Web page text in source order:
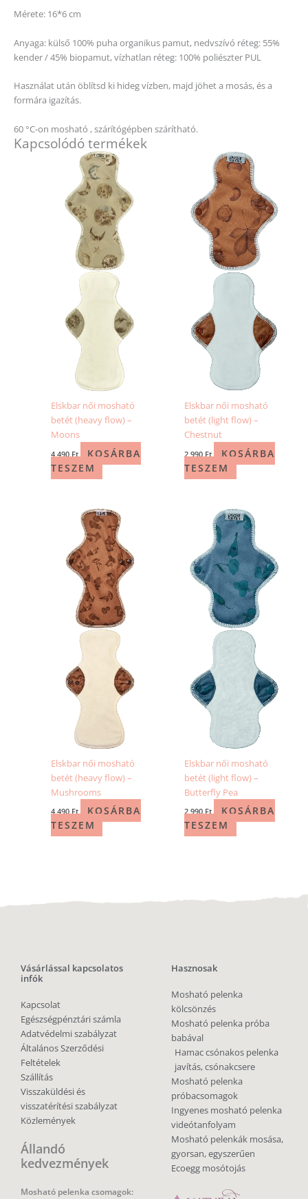
Mérete: 16*6 cm
Anyaga: külső 100% puha organikus pamut, nedvszívó réteg: 55%
kender / 45% biopamut, vízhatlan réteg: 100% poliészter PUL
Használat után öblítsd ki hideg vízben, majd jöhet a mosás, és a
formára igazítás.
60 °C-on mosható , szárítógépben szárítható.
Kapcsolódó termékek
Elskbar női mosható
betét (heavy flow) –
Moons
4 490 Ft
KOSÁRBA
TESZEM
Elskbar női mosható
betét (light flow) –
Chestnut
2 990 Ft
KOSÁRBA
TESZEM
Elskbar női mosható
betét (heavy flow) –
Mushrooms
4 490Ft
KOSÁRBA
TESZEM
Elskbar női mosható
betét (light flow) –
Butterfly Pea
2 990Ft
KOSÁRBA
TESZEM
Vásárlással kapcsolatos
infók
Kapcsolat
Egészségpénztári számla
Adatvédelmi szabályzat
Általános Szerződési
Feltételek
Szállítás
Visszaküldési és
visszatérítési szabályzat
Közlemények
Állandó
kedvezmények
Mosható pelenka csomagok:
Hasznosak
Mosható pelenka
kölcsönzés
Mosható pelenka próba
babával
Hamac csónakos pelenka
javítás, csónakcsere
Mosható pelenka
próbacsomagok
Ingyenes mosható pelenka
videótanfolyam
Mosható pelenkák mosása,
gyorsan, egyszerűen
Ecoegg mosótojás